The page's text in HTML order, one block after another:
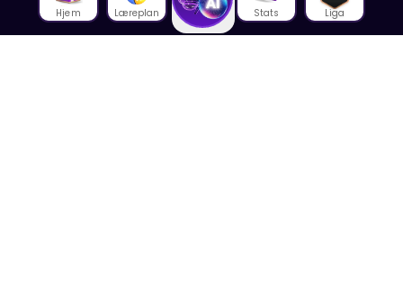
Hjem Læreplan Stats Liga